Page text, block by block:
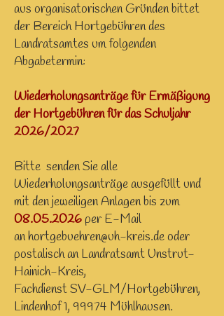
aus organisatorischen Gründen bittet
der Bereich Hortgebühren des
Landratsamtes um folgenden
Abgabetermin:
Wiederholungsanträge für Ermäßigung
der Hortgebühren für das Schuljahr
2026/2027
Bitte senden Sie alle
Wiederholungsanträge ausgefüllt und
mit den jeweiligen Anlagen bis zum
08.05.2026per E-Mail
anhortgebuehren@uh-kreis.deoder
postalisch an Landratsamt Unstrut-
Hainich-Kreis,
Fachdienst SV-GLM/Hortgebühren,
Lindenhof 1, 99974 Mühlhausen.